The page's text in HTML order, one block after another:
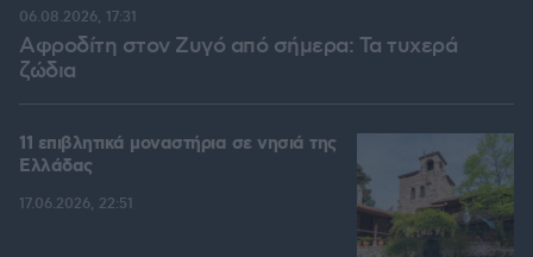
Αφροδίτη στον Ζυγό από σήμερα: Τα τυχερά
ζώδια
06.08.2026, 17:31
11 επιβλητικά μοναστήρια σε νησιά της
Ελλάδας
17.06.2026, 22:51